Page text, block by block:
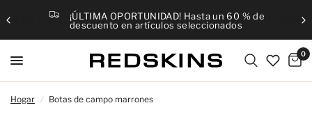
¡ÚLTIMA OPORTUNIDAD! Hasta un 60 % de
descuento en artículos seleccionados
0
Hogar / Botas de campo marrones